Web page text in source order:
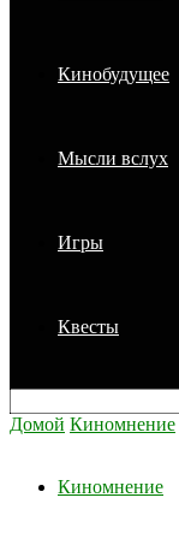
Кинобудущее
Мысли вслух
Игры
Квесты
Домой Киномнение
Киномнение